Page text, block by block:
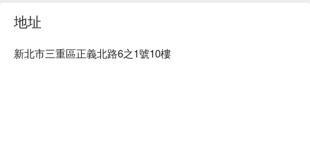
地址
新北市三重區正義北路6之1號10樓